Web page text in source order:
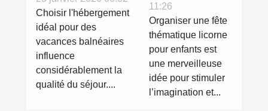
idéal pour vos
vacances
balnéaires ?
Choisir l'hébergement
idéal pour des
vacances balnéaires
influence
considérablement la
qualité du séjour....
thématique
licorne pour
enfants ?
11:26
Organiser une fête
thématique licorne
pour enfants est
une merveilleuse
idée pour stimuler
l’imagination et...